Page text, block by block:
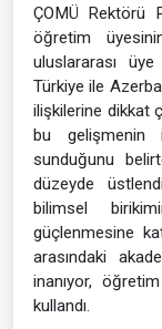
ÇOMÜ Rektörü
öğretim
uluslararası
Türkiye ile
ilişkilerine dikkat
bu gelişmenin
sunduğunu
düzeyde
bilimsel
güçlenmesine
arasındaki
inanıyor,
kullandı.